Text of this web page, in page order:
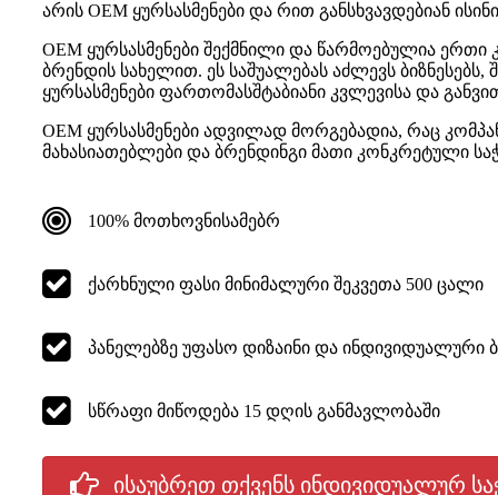
არის OEM ყურსასმენები და რით განსხვავდებიან
OEM ყურსასმენები შექმნილი და წარმოებულია ერთი
ბრენდის სახელით. ეს საშუალებას აძლევს
ყურსასმენები ფართომასშტაბიანი კვლევისა და
OEM ყურსასმენები ადვილად მორგებადია, რაც
მახასიათებლები და ბრენდინგი მათი კონკრეტული
100% მოთხოვნისამებრ
ქარხნული ფასი მინიმალური შეკვეთა 500 ცალი
პანელებზე უფასო დიზაინი და ინდივიდუალური
სწრაფი მიწოდება 15 დღის განმავლობაში
ისაუბრეთ თქვენს ინდივიდუალურ